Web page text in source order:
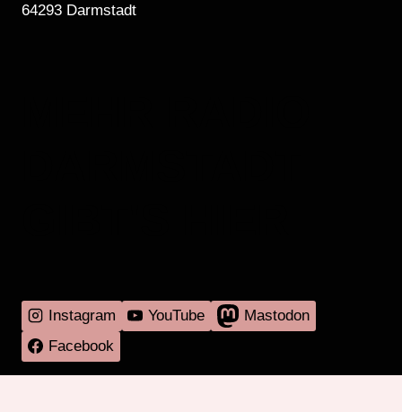
64293 Darmstadt
Instagram YouTube
Mastodon
Facebook